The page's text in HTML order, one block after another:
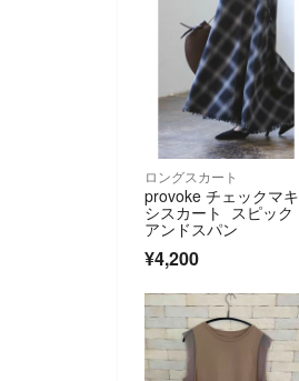
ロングスカート
provoke チェックマキ
シスカート スピック
アンドスパン
¥4,200